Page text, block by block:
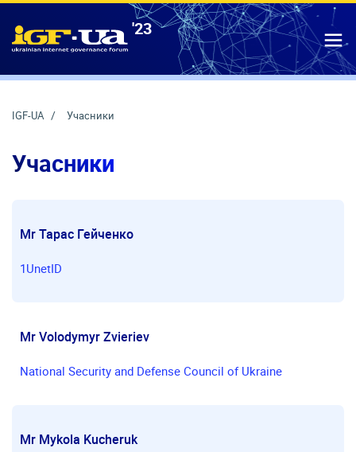
'23 IGF-UA
IGF-UA Учасники
Учасники
Mr Тарас Гейченко
1UnetID
Mr Volodymyr Zvieriev
National Security and Defense Council of Ukraine
Mr Mykola Kucheruk